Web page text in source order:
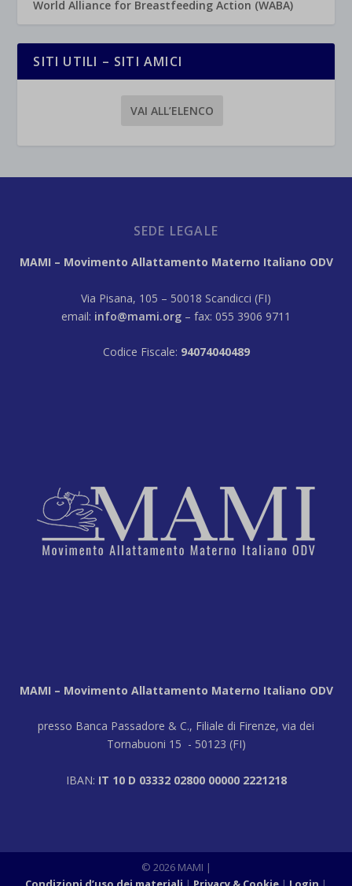
World Alliance for Breastfeeding Action (WABA)
SITI UTILI – SITI AMICI
VAI ALL’ELENCO
SEDE LEGALE
MAMI – Movimento Allattamento Materno Italiano ODV
Via Pisana, 105 – 50018 Scandicci (FI)
email: info@mami.org – fax: 055 3906 9711
Codice Fiscale: 94074040489
MAMI – Movimento Allattamento Materno Italiano ODV
presso Banca Passadore & C., Filiale di Firenze, via dei
Tornabuoni 15 - 50123 (FI)
IBAN: IT 10 D 03332 02800 00000 2221218
© 2026 MAMI |